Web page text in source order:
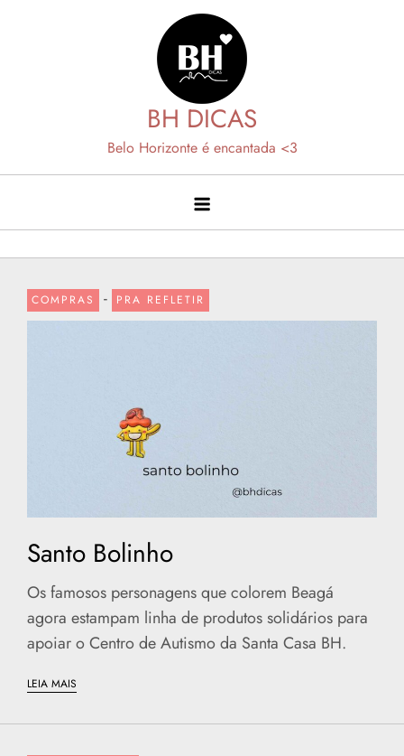
BH DICAS
Belo Horizonte é encantada <3
COMPRAS - PRA REFLETIR
Santo Bolinho
Os famosos personagens que colorem Beagá
agora estampam linha de produtos solidários para
apoiar o Centro de Autismo da Santa Casa BH.
LEIA MAIS